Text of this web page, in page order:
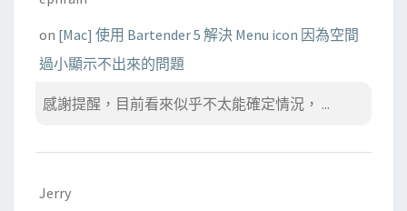
on [Mac] 使用 Bartender 5 解決 Menu icon 因為空間
過小顯示不出來的問題
感謝提醒，目前看來似乎不太能確定情況， ...
Jerry